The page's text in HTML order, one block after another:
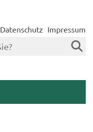
Datenschutz Impressum